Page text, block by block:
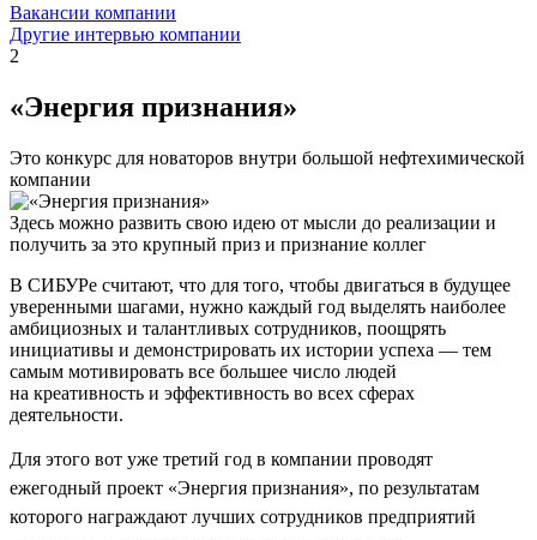
Вакансии компании
Другие интервью компании
2
«Энергия признания»
Это конкурс для новаторов внутри большой нефтехимической
компании
Здесь можно развить свою идею от мысли до реализации и
получить за это крупный приз и признание коллег
В СИБУРе считают, что для того, чтобы двигаться в будущее
уверенными шагами, нужно каждый год выделять наиболее
амбициозных и талантливых сотрудников, поощрять
инициативы и демонстрировать их истории успеха — тем
самым мотивировать все большее число людей
на креативность и эффективность во всех сферах
деятельности.
Для этого вот уже третий год в компании проводят
ежегодный проект «Энергия признания», по результатам
которого награждают лучших сотрудников предприятий